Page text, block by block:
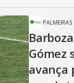
Gómez
avança